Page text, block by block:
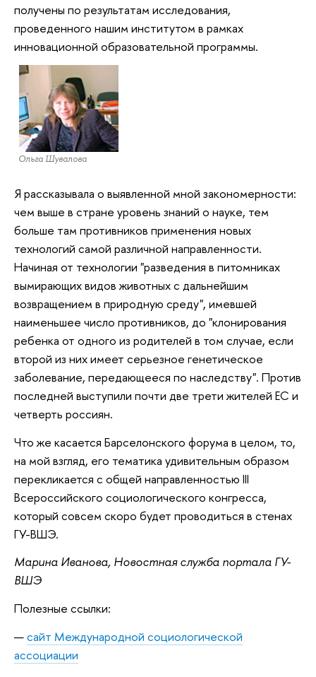
получены по результатам исследования,
проведенного нашим институтом в рамках
инновационной образовательной программы.
Ольга Шувалова
Я рассказывала о выявленной мной закономерности:
чем выше в стране уровень знаний о науке, тем
больше там противников применения новых
технологий самой различной направленности.
Начиная от технологии "разведения в питомниках
вымирающих видов животных с дальнейшим
возвращением в природную среду", имевшей
наименьшее число противников, до "клонирования
ребенка от одного из родителей в том случае, если
второй из них имеет серьезное генетическое
заболевание, передающееся по наследству". Против
последней выступили почти две трети жителей ЕС и
четверть россиян.
Что же касается Барселонского форума в целом, то,
на мой взгляд, его тематика удивительным образом
перекликается с общей направленностью III
Всероссийского социологического конгресса,
который совсем скоро будет проводиться в стенах
ГУ-ВШЭ.
Марина Иванова, Новостная служба портала ГУ-
ВШЭ
Полезные ссылки:
сайт Международной социологической
ассоциации